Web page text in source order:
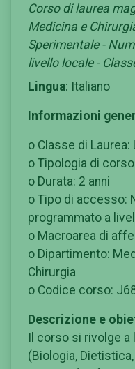
Corso di laurea
Medicina e
Sperimentale -
livello locale -
Lingua: Italiano
Informazioni
o Classe di
o Tipologia di
o Durata: 2 anni
o Tipo di accesso:
programmato a
o Macroarea di
o Dipartimento:
Chirurgia
o Codice corso:
Descrizione e
Il corso si rivolge a
(Biologia,